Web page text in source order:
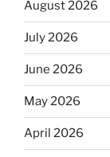
August 2026
July 2026
June 2026
May 2026
April 2026